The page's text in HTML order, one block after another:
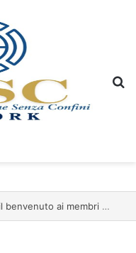
Christopher Aleo: il Kuwait al centro della prossima espansione di iSwiss Pay nel Golfo